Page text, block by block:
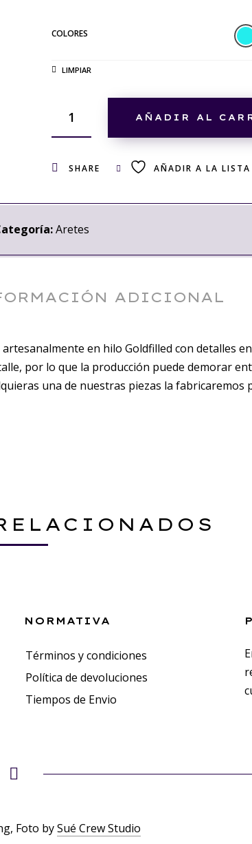
COLORES
LIMPIAR
AÑADIR AL
SHARE AÑADIR A LA LISTA
Aretes
ADICIONAL
en hilo Goldfilled con detalles
por lo que la producción puede demorar
una de nuestras piezas la fabricaremos
NORMATIVA
Términos y condiciones
Política de devoluciones
Tiempos de Envio
Foto bySué Crew Studio